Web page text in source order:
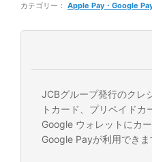
カテゴリー： Apple Pay・Google
JCBグループ発行のクレ
トカード、プリペイドカ
Google ウォレットにカ
Google Payが利用できま